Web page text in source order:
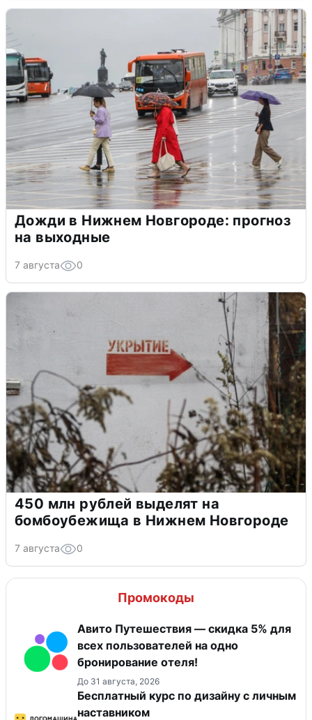
Дожди в Нижнем Новгороде: прогноз
на выходные
7 августа 0
450 млн рублей выделят на
бомбоубежища в Нижнем Новгороде
7 августа 0
Промокоды
Авито Путешествия — скидка 5% для
всех пользователей на одно
бронирование отеля!
До 31 августа, 2026
Бесплатный курс по дизайну с личным
наставником